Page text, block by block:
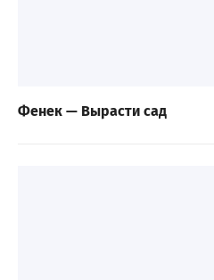
Фенек — Вырасти сад